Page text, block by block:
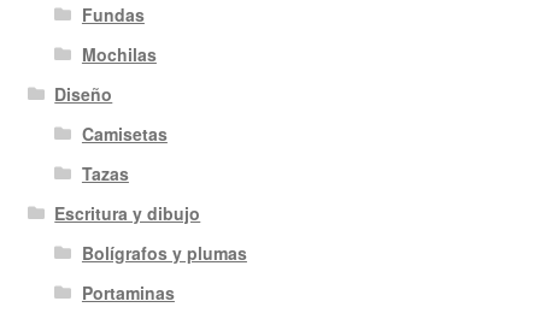
Fundas
Mochilas
Diseño
Camisetas
Tazas
Escritura y dibujo
Bolígrafos y plumas
Portaminas